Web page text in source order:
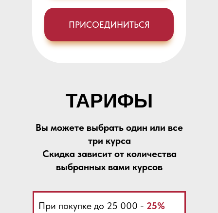
ПРИСОЕДИНИТЬСЯ
ТАРИФЫ
Вы можете выбрать один или все
три курса
Скидка зависит от количества
выбранных вами курсов
При покупке до 25 000 - 25%